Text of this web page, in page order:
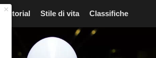
×
Tutorial Stile di vita Classifiche